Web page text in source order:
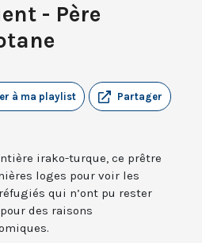
- Père
Partager
à ma playlist
irako-turque, ce prêtre
loges pour voir les
qui n’ont pu rester
des raisons